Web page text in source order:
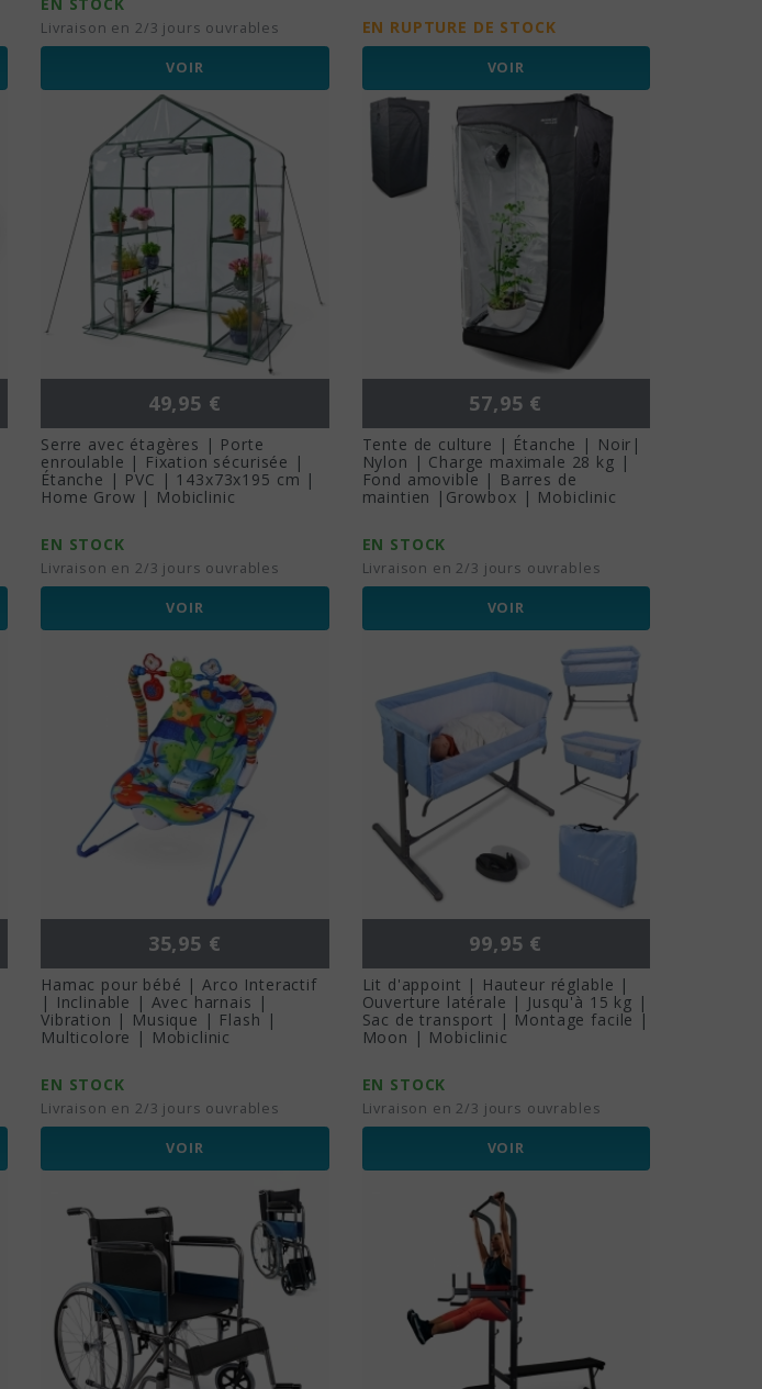
Livraison en 2/3 jours ouvrables
VOIR
EN RUPTURE DE STOCK
VOIR
Prix
49,95 €
Serre avec étagères | Porte
enroulable | Fixation sécurisée |
Étanche | PVC | 143x73x195 cm |
Home Grow | Mobiclinic
EN STOCK
Livraison en 2/3 jours ouvrables
VOIR
Prix
57,95 €
Tente de culture | Étanche | Noir|
Nylon | Charge maximale 28 kg |
Fond amovible | Barres de
maintien |Growbox | Mobiclinic
EN STOCK
Livraison en 2/3 jours ouvrables
VOIR
Prix
35,95 €
Hamac pour bébé | Arco Interactif
| Inclinable | Avec harnais |
Vibration | Musique | Flash |
Multicolore | Mobiclinic
EN STOCK
Livraison en 2/3 jours ouvrables
VOIR
Prix
99,95 €
Lit d'appoint | Hauteur réglable |
Ouverture latérale | Jusqu'à 15 kg |
Sac de transport | Montage facile |
Moon | Mobiclinic
EN STOCK
Livraison en 2/3 jours ouvrables
VOIR